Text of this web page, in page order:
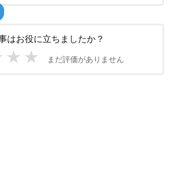
はお役に立ちましたか？
★ ★ まだ評価がありません